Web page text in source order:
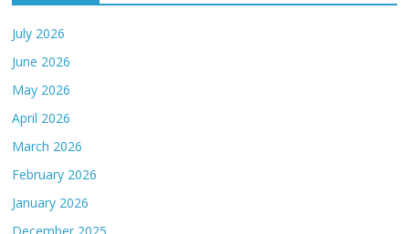
July 2026
June 2026
May 2026
April 2026
March 2026
February 2026
January 2026
December 2025